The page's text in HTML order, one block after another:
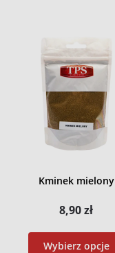
Kminek mielony
8,90zł
Wybierz opcje